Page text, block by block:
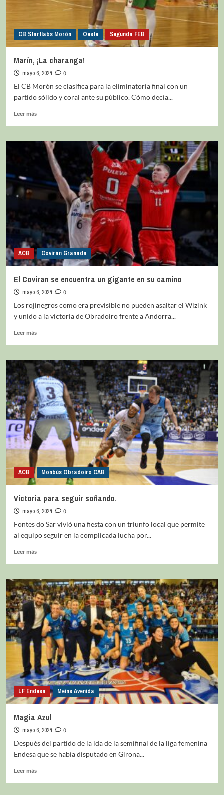
CB Startlabs Morón Oeste Segunda FEB
Marín, ¡La charanga!
mayo 6, 2024
0
El CB Morón se clasifica para la eliminatoria final con un
partido sólido y coral ante su público. Cómo decía...
Leer más
ACB Covirán Granada
El Coviran se encuentra un gigante en su camino
mayo 6, 2024
0
Los rojinegros como era previsible no pueden asaltar el Wizink
y unido a la victoria de Obradoiro frente a Andorra...
Leer más
ACB Monbús Obradoiro CAB
Victoria para seguir soñando.
mayo 6, 2024
0
Fontes do Sar vivió una fiesta con un triunfo local que permite
al equipo seguir en la complicada lucha por...
Leer más
LF Endesa Meins Avenida
Magia Azul
mayo 6, 2024
0
Después del partido de la ida de la semifinal de la liga femenina
Endesa que se había disputado en Girona...
Leer más